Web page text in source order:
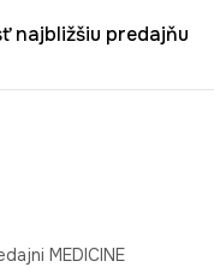
najbližšiu predajňu
MEDICINE